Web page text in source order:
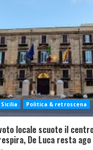
Politica & retroscena
locale scuote il
De Luca resta